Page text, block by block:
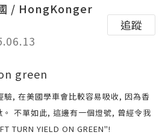
/ HongKonger
追蹤
驗, 在美國學車會比較容易吸收, 因為香
不單如此, 這邊有一個燈號, 曾經令我
TURN YIELD ON GREEN"!